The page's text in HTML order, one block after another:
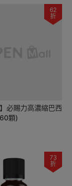
62
折
必賜力高濃縮巴西
顆)
73
折